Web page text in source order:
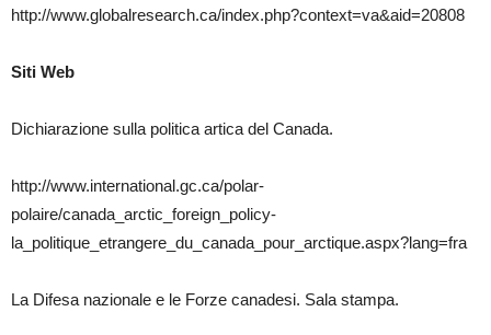
http://www.globalresearch.ca/index.php?context=va&aid=20808
Siti Web
Dichiarazione sulla politica artica del Canada.
http://www.international.gc.ca/polar-
polaire/canada_arctic_foreign_policy-
la_politique_etrangere_du_canada_pour_arctique.aspx?lang=fra
La Difesa nazionale e le Forze canadesi. Sala stampa.